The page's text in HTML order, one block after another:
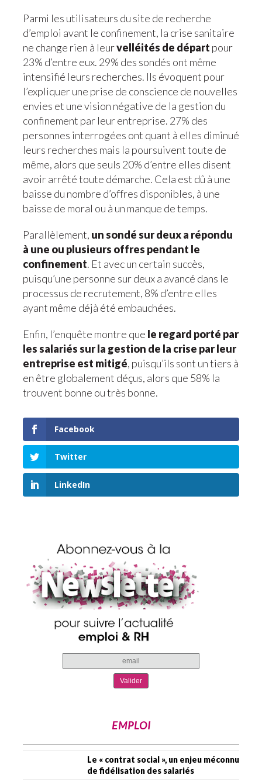
Parmi les utilisateurs du site de recherche
d’emploi avant le confinement, la crise sanitaire
ne change rien à leurvelléités de départ pour
23% d’entre eux. 29% des sondés ont même
intensifié leurs recherches. Ils évoquent pour
l’expliquer une prise de conscience de nouvelles
envies et une vision négative de la gestion du
confinement par leur entreprise. 27% des
personnes interrogées ont quant à elles diminué
leurs recherches mais la poursuivent toute de
même, alors que seuls 20% d’entre elles disent
avoir arrêté toute démarche. Cela est dû à une
baisse du nombre d’offres disponibles, à une
baisse de moral ou à un manque de temps.
Parallèlement, un sondé sur deux a répondu
à une ou plusieurs offres pendant le
confinement. Et avec un certain succès,
puisqu’une personne sur deux a avancé dans le
processus de recrutement, 8% d’entre elles
ayant même déjà été embauchées.
Enfin, l’enquête montre que le regard porté par
les salariés sur la gestion de la crise par leur
entreprise est mitigé, puisqu’ils sont un tiers à
en être globalement déçus, alors que 58% la
trouvent bonne ou très bonne.
Facebook
Twitter
LinkedIn
EMPLOI
Le « contrat social », un enjeu méconnu
de fidélisation des salariés